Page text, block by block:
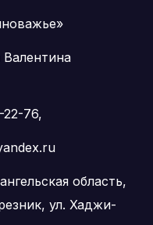
22-76,
область,
ул. Хаджи-